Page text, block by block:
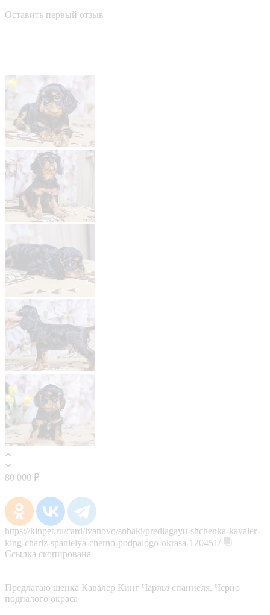
Оставить первый отзыв
80 000 ₽
https://kinpet.ru/card/ivanovo/sobaki/predlagayu-shchenka-kavaler-
king-charlz-spanielya-cherno-podpalogo-okrasa-120451/
Ссылка скопирована
Предлагаю щенка Кавалер Кинг Чарльз спаниеля. Черно
подпалого окраса